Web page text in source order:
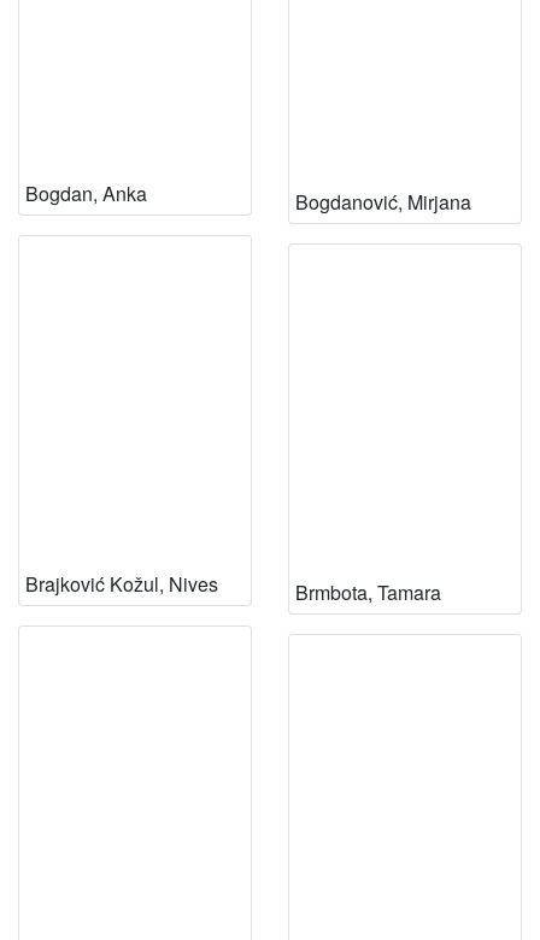
Bogdan, Anka Bogdanović, Mirjana
Brajković Kožul, Nives Brmbota, Tamara